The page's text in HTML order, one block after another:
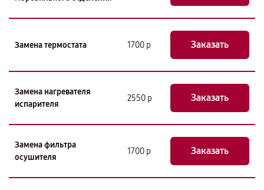
Замена термостата 1700 р Заказать
Замена нагревателя
испарителя
2550 р Заказать
Замена фильтра
осушителя
1700 р Заказать